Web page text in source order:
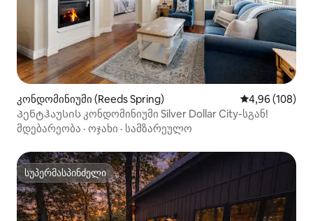
კონდომინიუმი (Reeds Spring) საშუალო
4,96 (108)
Პენტჰაუსის კონდომინიუმი Silver Dollar City-სგან!
მდებარეობა · ოჯახი · სამზარეულო
სუპერმასპინძელი
სუპერმასპინძელი